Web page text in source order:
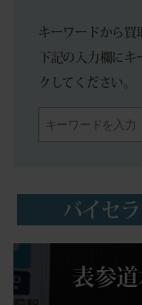
キーワードから買
下記の入力欄に
クしてください。
バイセ
表参